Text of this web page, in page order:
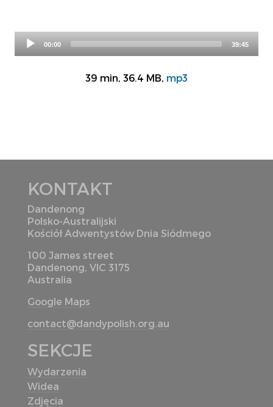
00:00 39:45
39 min, 36.4 MB, mp3
KONTAKT
Dandenong
Polsko-Australijski
Kościół Adwentystów Dnia Siódmego
100 James street
Dandenong, VIC 3175
Australia
Google Maps
contact@dandypolish.org.au
SEKCJE
Wydarzenia
Widea
Zdjęcia